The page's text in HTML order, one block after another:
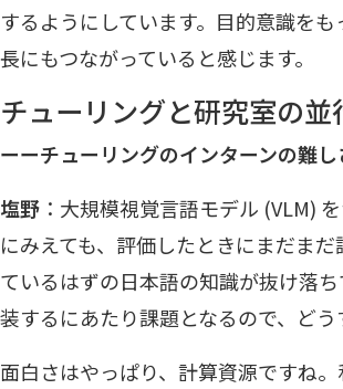
するようにしています。目的意識を
長にもつながっていると感じます。
チューリングと研究室の
ーーチューリングのインターンの難
塩野 ：大規模視覚言語モデル (VLM)
にみえても、評価したときにまだま
ているはずの日本語の知識が抜け落
装するにあたり課題となるので、ど
面白さはやっぱり、計算資源ですね